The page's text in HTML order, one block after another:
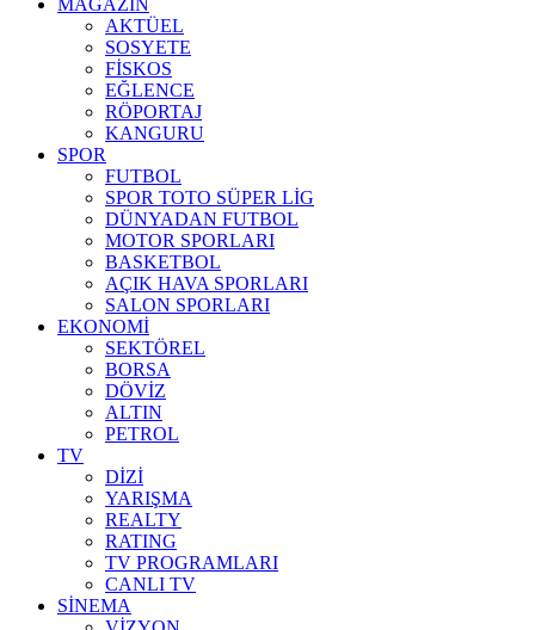
AKTÜEL
SOSYETE
FİSKOS
EĞLENCE
RÖPORTAJ
KANGURU
SPOR
FUTBOL
SPOR TOTO SÜPER LİG
DÜNYADAN FUTBOL
MOTOR SPORLARI
BASKETBOL
AÇIK HAVA SPORLARI
SALON SPORLARI
EKONOMİ
SEKTÖREL
BORSA
DÖVİZ
ALTIN
PETROL
TV
DİZİ
YARIŞMA
REALTY
RATING
TV PROGRAMLARI
CANLI TV
SİNEMA